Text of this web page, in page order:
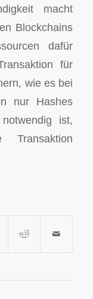
macht
Blockchains
dafür
für
wie es bei
nur Hashes
ist,